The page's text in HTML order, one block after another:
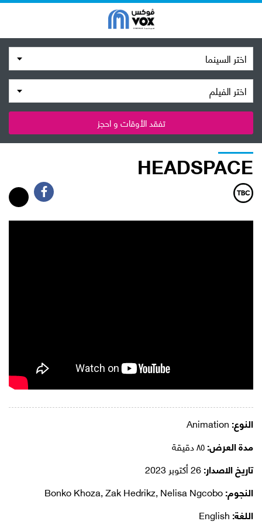
اختر السينما
اختر الفيلم
تفقد الأوقات و احجز
HEADSPACE
النوع:
مدة العرض:
تاريخ الاصدار:
النجوم:
اللغة: